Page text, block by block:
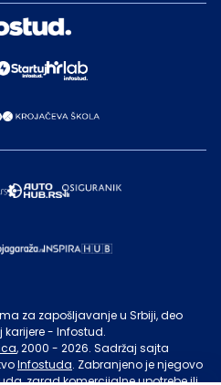
za zapošljavanje u Srbiji, deo
- Infostud.
, 2000 - 2026. Sadržaj sajta
Infostuda. Zabranjeno je njegovo
, zarad komercijalne upotrebe ili